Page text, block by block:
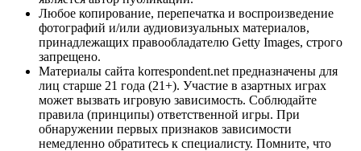
Любое копирование, перепечатка и воспроизведение
фотографий и/или аудиовизуальных материалов,
принадлежащих правообладателю Getty Images, строго
запрещено.
Материалы сайта korrespondent.net предназначены для
лиц старше 21 года (21+). Участие в азартных играх
может вызвать игровую зависимость. Соблюдайте
правила (принципы) ответственной игры. При
обнаружении первых признаков зависимости
немедленно обратитесь к специалисту. Помните, что